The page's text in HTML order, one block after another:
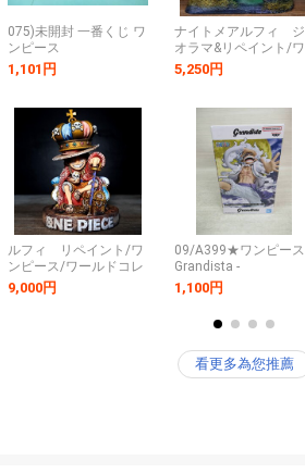
075)未開封 一番くじ ワ
ンピース
MONKEY.D.LUFFY 冒険
の記憶と未来への航路
ー・D・ルフィ
MASTERLISE PLUS フ
ィギュア
1,101円
ルフィ リペイント/ワ
ンピース/ワールドコレ
クタブルフィギュア/ワ
ーコレ/カスタムペイン
9,000円
ナイトメアルフィ ジ
オラマ&リペイント/ワ
ンピース/ワールドコレ
クタブルフィギュア/ワ
5,250円
09/A399★ワンピース
Grandista -
MONKEY.D.LUFFY
GEAR5-Ⅲ モンキー・
ギュア★ニカ★バンダ
イ★プライズ★未開封
品
1,100円
看更多為您推薦